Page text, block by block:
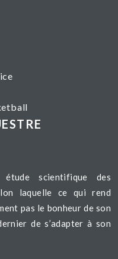
étude scientifique des
laquelle ce qui rend
pas le bonheur de son
de s’adapter à son